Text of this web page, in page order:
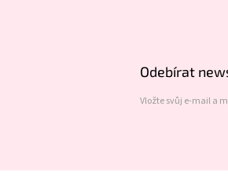
Odebírat
Vložte svůj e-mail a